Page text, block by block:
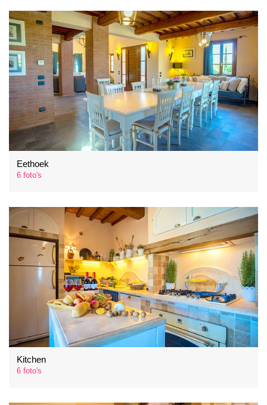
Eethoek
6 foto's
Kitchen
6 foto's